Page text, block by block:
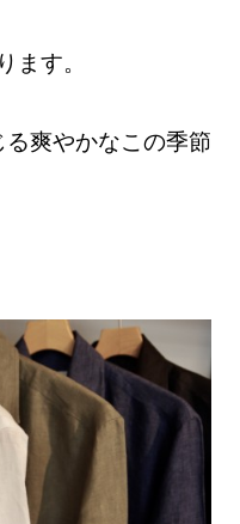
ます。
爽やかなこの季節